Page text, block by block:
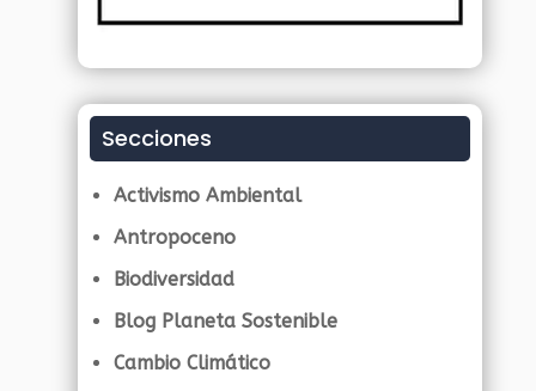
Secciones
Activismo Ambiental
Antropoceno
Biodiversidad
Blog Planeta Sostenible
Cambio Climático